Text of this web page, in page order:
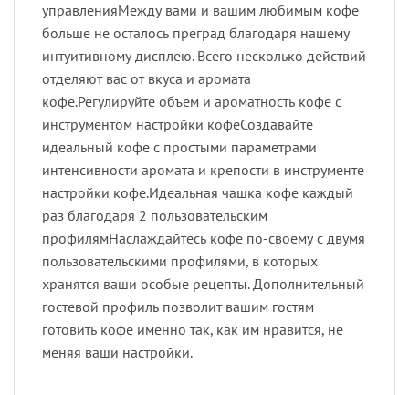
управленияМежду вами и вашим любимым кофе
больше не осталось преград благодаря нашему
интуитивному дисплею. Всего несколько действий
отделяют вас от вкуса и аромата
кофе.Регулируйте объем и ароматность кофе с
инструментом настройки кофеСоздавайте
идеальный кофе с простыми параметрами
интенсивности аромата и крепости в инструменте
настройки кофе.Идеальная чашка кофе каждый
раз благодаря 2 пользовательским
профилямНаслаждайтесь кофе по-своему с двумя
пользовательскими профилями, в которых
хранятся ваши особые рецепты. Дополнительный
гостевой профиль позволит вашим гостям
готовить кофе именно так, как им нравится, не
меняя ваши настройки.